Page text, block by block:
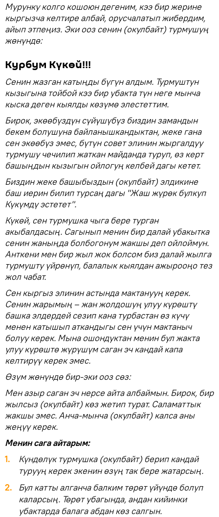
Мурунку колго кошоюн дегеним, кээ бир жерине
кыргызча келтире албай, орусчалатып жибердим,
айып этпеңиз. Эки ооз сенин (окулбайт) турмушуң
жөнүндө:
Курбум Күкөй!!!
Сенин жазган катыңды бүгүн алдым. Турмуштун
кызыгына тойбой кээ бир убакта түн неге мынча
кыска деген кыялды көзүмө элестеттим.
Бирок, экөөбүздүн сүйүшүбүз биздин замандын
бекем болушуна байланышкандыктан, жеке гана
сен экөөбүз эмес, бүтүн совет элинин жыргалдуу
турмушу чечилип жаткан майданда туруп, өз керт
башыңдын кызыгын ойлогуң келбей дагы кетет.
Биздин жеке башыбыздын (окулбайт) элдикине
баш иерин билип турсаң дагы "Жаш жүрөк булкуп
Күкүмдү эстетет".
Күкөй, сен турмушка чыга бере турган
акыбалдасың. Сагынып менин бир далай убакытка
сенин жаныңда болбогонум жакшы деп ойлоймун.
Анткени мен бир жыл жок болсом биз далай жылга
турмушту үйрөнүп, балалык кыялдан ажырооңо тез
жол чабат.
Сен кыргыз элинин астында мактанууң керек.
Сенин жарымың – жан жолдошуң улуу күрөштү
башка элдердей сезип кана турбастан өз күчү
менен катышып аткандыгы сен үчүн мактаныч
болуу керек. Мына ошондуктан менин бул жакта
улуу күрөштө жүрүшүм саган эч кандай капа
келтирүү керек эмес.
Өзүм жөнүндө бир-эки ооз сөз:
Мен азыр саган эч нерсе айта албаймын. Бирок, бир
жылсыз (окулбайт) көз жетип турат. Саламаттык
жакшы эмес. Анча-мынча (окулбайт) калса аны
жеңүү керек.
Менин сага айтарым:
1.
Күндөлүк турмушка (окулбайт) берип кандай
турууң керек экенин өзүң так бере жатарсың.
2.
Бул катты алганча балким төрөт үйүндө болуп
каларсың. Төрөт убагында, андан кийинки
убактарда балага абдан көз салгын.